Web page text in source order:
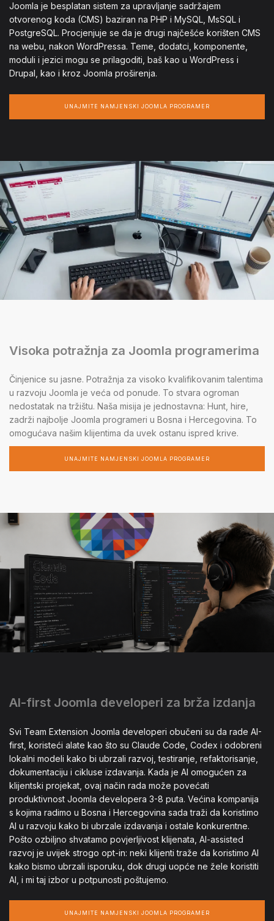
Joomla je besplatan sistem za upravljanje sadržajem
otvorenog koda (CMS) baziran na PHP i MySQL, MsSQL i
PostgreSQL. Procjenjuje se da je drugi najčešće korišten CMS
na webu, nakon WordPressa. Teme, dodatci, komponente,
moduli i jezici mogu se prilagoditi, baš kao u WordPress i
Drupal, kao i kroz Joomla proširenja.
UNAJMITE NAMJENSKI JOOMLA PROGRAMER
Visoka potražnja za Joomla programerima
Činjenice su jasne. Potražnja za visoko kvalifikovanim talentima
u razvoju Joomla je veća od ponude. To stvara ogroman
nedostatak na tržištu. Naša misija je jednostavna: Hunt, hire,
zadrži najbolje Joomla programeri u Bosna i Hercegovina. To
omogućava našim klijentima da uvek ostanu ispred krive.
UNAJMITE NAMJENSKI JOOMLA PROGRAMER
AI-first Joomla developeri za brža izdanja
Svi Team Extension Joomla developeri obučeni su da rade AI-
first, koristeći alate kao što su Claude Code, Codex i odobreni
lokalni modeli kako bi ubrzali razvoj, testiranje, refaktorisanje,
dokumentaciju i cikluse izdavanja. Kada je AI omogućen za
klijentski projekat, ovaj način rada može povećati
produktivnost Joomla developera 3-8 puta. Većina kompanija
s kojima radimo u Bosna i Hercegovina sada traži da koristimo
AI u razvoju kako bi ubrzale izdavanja i ostale konkurentne.
Pošto ozbiljno shvatamo povjerljivost klijenata, AI-assisted
razvoj je uvijek strogo opt-in: neki klijenti traže da koristimo AI
kako bismo ubrzali isporuku, dok drugi uopće ne žele koristiti
AI, i mi taj izbor u potpunosti poštujemo.
UNAJMITE NAMJENSKI JOOMLA PROGRAMER